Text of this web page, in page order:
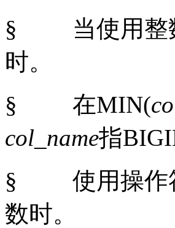
§
当使用
时。
§
在MIN(
col_name指
§
使用操作
数时。